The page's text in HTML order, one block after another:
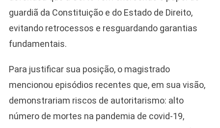
guardiã da Constituição e do Estado de Direito,
evitando retrocessos e resguardando garantias
fundamentais.
Para justificar sua posição, o magistrado
mencionou episódios recentes que, em sua visão,
demonstrariam riscos de autoritarismo: alto
número de mortes na pandemia de covid-19,